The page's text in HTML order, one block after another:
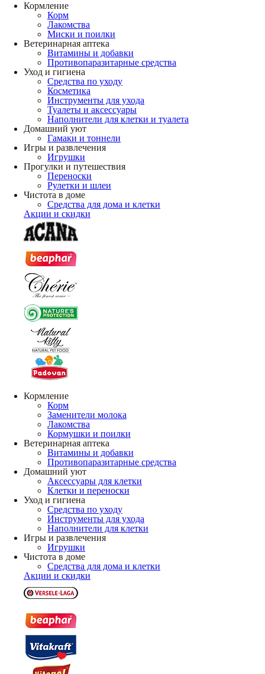
Кормление
Корм
Лакомства
Миски и поилки
Ветеринарная аптека
Витамины и добавки
Противопаразитарные средства
Уход и гигиена
Средства по уходу
Косметика
Инструменты для ухода
Туалеты и аксессуары
Наполнители для клетки и туалета
Домашний уют
Гамаки и тоннели
Игры и развлечения
Игрушки
Прогулки и путешествия
Переноски
Рулетки и шлеи
Чистота в доме
Средства для дома и клетки
Акции и скидки
Кормление
Корм
Заменители молока
Лакомства
Кормушки и поилки
Ветеринарная аптека
Витамины и добавки
Противопаразитарные средства
Домашний уют
Аксессуары для клетки
Клетки и переноски
Уход и гигиена
Средства по уходу
Инструменты для ухода
Наполнители для клетки
Игры и развлечения
Игрушки
Чистота в доме
Средства для дома и клетки
Акции и скидки